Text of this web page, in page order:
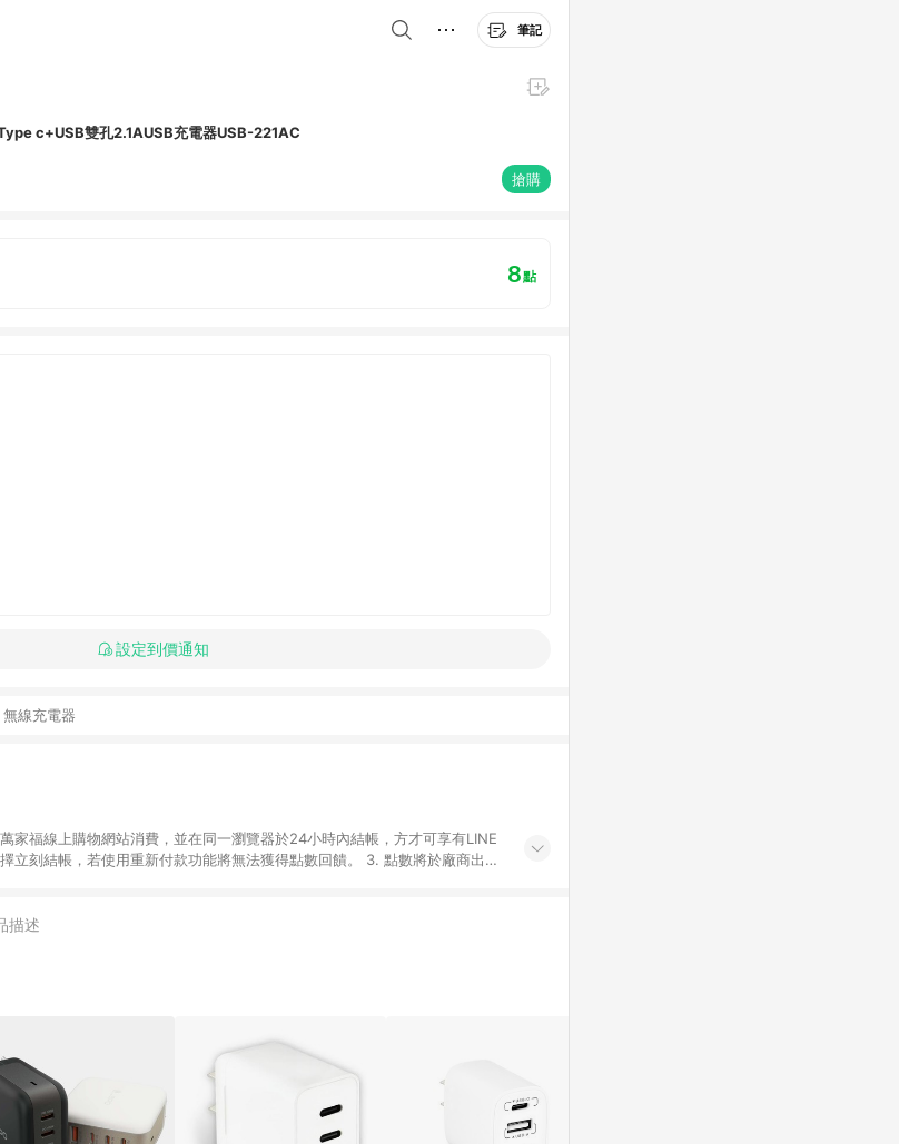
筆記
c+USB雙孔2.1AUSB充電器USB-221AC
搶購
8點
設定到價通知
無線充電器
家福線上購物網站消費，並在同一瀏覽器於24小時內結帳，方才可享有LINE
立刻結帳，若使用重新付款功能將無法獲得點數回饋。 3. 點數將於廠商出貨
活事業股份有限公司方進行訂單資格確認。 康達盛通線上購物希望提供簡
描述